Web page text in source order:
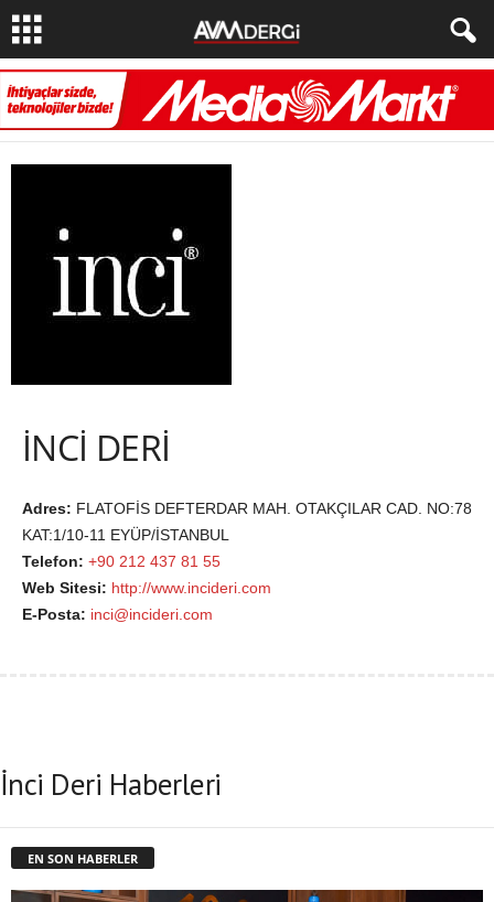
İNCİ DERİ
Adres: FLATOFİS DEFTERDAR MAH. OTAKÇILAR CAD. NO:78
KAT:1/10-11 EYÜP/İSTANBUL
Telefon: +90 212 437 81 55
Web Sitesi: http://www.incideri.com
E-Posta: inci@incideri.com
İnci Deri Haberleri
EN SON HABERLER